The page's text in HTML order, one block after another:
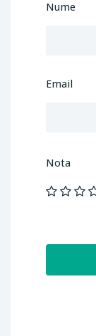
Nume
Email
Nota